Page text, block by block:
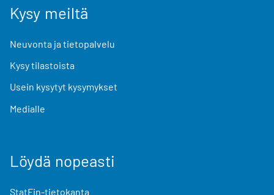
Kysy meiltä
Neuvonta ja tietopalvelu
Kysy tilastoista
Usein kysytyt kysymykset
Medialle
Löydä nopeasti
StatFin-tietokanta